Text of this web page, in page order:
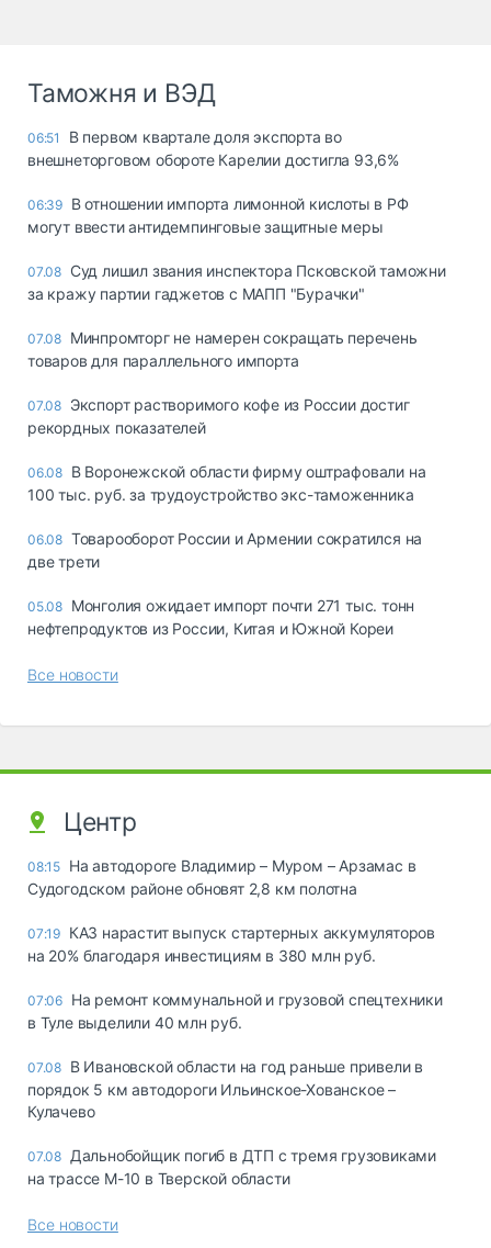
Таможня и ВЭД
06:51
В первом квартале доля экспорта во
внешнеторговом обороте Карелии достигла 93,6%
06:39 В отношении импорта лимонной кислоты в РФ
могут ввести антидемпинговые защитные меры
07.08 Суд лишил звания инспектора Псковской таможни
за кражу партии гаджетов с МАПП "Бурачки"
07.08 Минпромторг не намерен сокращать перечень
товаров для параллельного импорта
07.08 Экспорт растворимого кофе из России достиг
рекордных показателей
06.08 В Воронежской области фирму оштрафовали на
100 тыс. руб. за трудоустройство экс-таможенника
06.08 Товарооборот России и Армении сократился на
две трети
05.08 Монголия ожидает импорт почти 271 тыс. тонн
нефтепродуктов из России, Китая и Южной Кореи
Все новости
Центр
08:15 На автодороге Владимир – Муром – Арзамас в
Судогодском районе обновят 2,8 км полотна
07:19 КАЗ нарастит выпуск стартерных аккумуляторов
на 20% благодаря инвестициям в 380 млн руб.
07:06 На ремонт коммунальной и грузовой спецтехники
в Туле выделили 40 млн руб.
07.08 В Ивановской области на год раньше привели в
порядок 5 км автодороги Ильинское-Хованское –
Кулачево
07.08 Дальнобойщик погиб в ДТП с тремя грузовиками
на трассе М-10 в Тверской области
Все новости